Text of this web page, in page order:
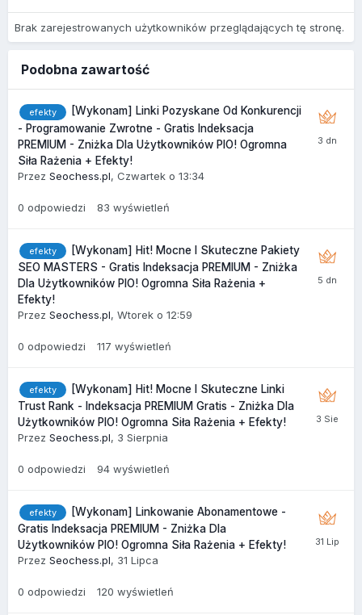
Brak zarejestrowanych użytkowników przeglądających tę stronę.
Podobna zawartość
efekty
[Wykonam] Linki Pozyskane Od Konkurencji
- Programowanie Zwrotne - Gratis Indeksacja
PREMIUM - Zniżka Dla Użytkowników PIO! Ogromna
Siła Rażenia + Efekty!
Przez Seochess.pl, Czwartek o 13:34
0 odpowiedzi 83 wyświetleń
efekty
[Wykonam] Hit! Mocne I Skuteczne Pakiety
SEO MASTERS - Gratis Indeksacja PREMIUM - Zniżka
Dla Użytkowników PIO! Ogromna Siła Rażenia +
Efekty!
Przez Seochess.pl, Wtorek o 12:59
0 odpowiedzi 117 wyświetleń
efekty
[Wykonam] Hit! Mocne I Skuteczne Linki
Trust Rank - Indeksacja PREMIUM Gratis - Zniżka Dla
Użytkowników PIO! Ogromna Siła Rażenia + Efekty!
Przez Seochess.pl, 3 Sierpnia
0 odpowiedzi 94 wyświetleń
efekty
[Wykonam] Linkowanie Abonamentowe -
Gratis Indeksacja PREMIUM - Zniżka Dla
Użytkowników PIO! Ogromna Siła Rażenia + Efekty!
Przez Seochess.pl, 31 Lipca
0 odpowiedzi 120 wyświetleń